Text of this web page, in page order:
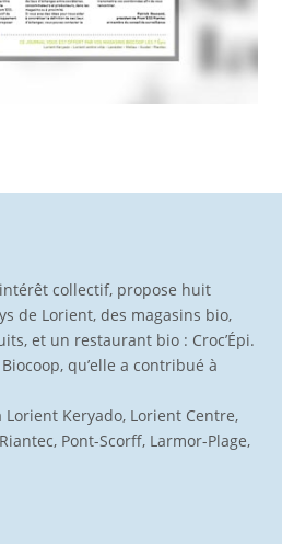
collectif, propose huit
de Lorient, des magasins bio,
et un restaurant bio : Croc’Épi.
qu’elle a contribué à
Keryado, Lorient Centre,
Pont-Scorff, Larmor-Plage,